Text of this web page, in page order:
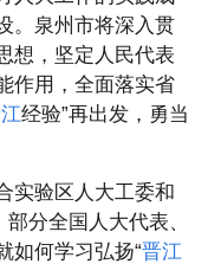
。泉州市将深入贯
想，坚定人民代表
作用，全面落实省
经验”再出发，勇当
实验区人大工委和
分全国人大代表、
如何学习弘扬“晋江